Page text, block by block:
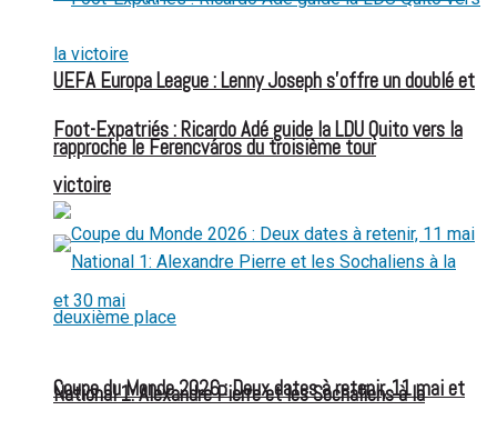
UEFA Europa League : Lenny Joseph s’offre un doublé et
rapproche le Ferencváros du troisième tour
Coupe du Monde 2026 : Deux dates à retenir, 11 mai et
Foot-Expatriés : Ricardo Adé guide la LDU Quito vers la
victoire
National 1: Alexandre Pierre et les Sochaliens à la